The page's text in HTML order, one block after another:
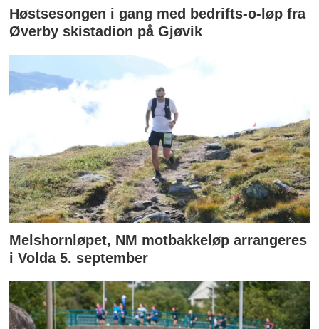
Høstsesongen i gang med bedrifts-o-løp fra
Øverby skistadion på Gjøvik
Melshornløpet, NM motbakkeløp arrangeres
i Volda 5. september